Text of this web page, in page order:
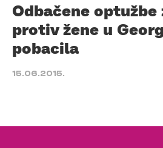
Odbačene
protiv žene u
pobacila
15.06.2015.